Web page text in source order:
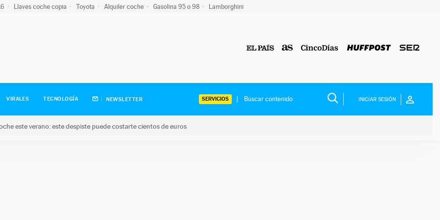
Llaves coche copia Toyota Alquiler coche Gasolina 95 o 98 Lamborghini
VIRALES TECNOLOGÍA NEWSLETTER SERVICIOS INICIAR SESIÓN
este verano: este despiste puede costarte cientos de euros